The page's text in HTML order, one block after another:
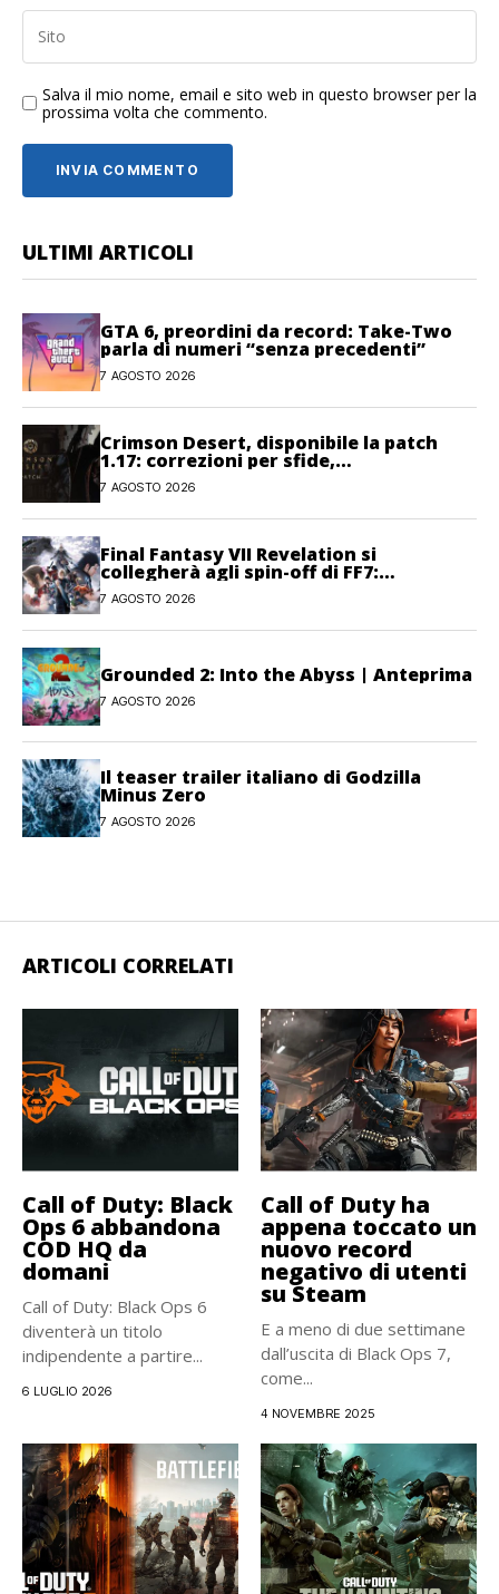
Salva il mio nome, email e sito web in questo browser per la
prossima volta che commento.
ULTIMI ARTICOLI
GTA 6, preordini da record: Take-Two
parla di numeri “senza precedenti”
7 AGOSTO 2026
Crimson Desert, disponibile la patch
1.17: correzioni per sfide,
combattimento e interfaccia
7 AGOSTO 2026
Final Fantasy VII Revelation si
collegherà agli spin-off di FF7:
Hamaguchi non si pone limiti
7 AGOSTO 2026
Grounded 2: Into the Abyss | Anteprima
7 AGOSTO 2026
Il teaser trailer italiano di Godzilla
Minus Zero
7 AGOSTO 2026
ARTICOLI CORRELATI
Call of Duty: Black
Ops 6 abbandona
COD HQ da
domani
Call of Duty: Black Ops 6
diventerà un titolo
indipendente a partire...
6 LUGLIO 2026
Call of Duty ha
appena toccato un
nuovo record
negativo di utenti
su Steam
E a meno di due settimane
dall’uscita di Black Ops 7,
come...
4 NOVEMBRE 2025